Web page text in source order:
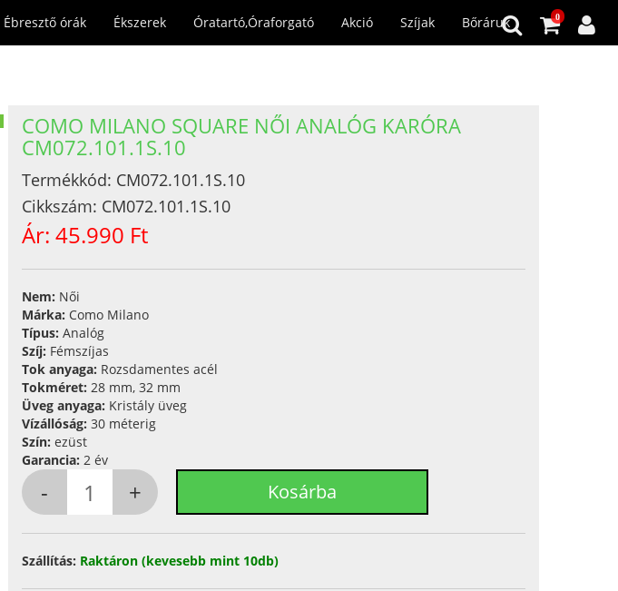
0
Ébresztő órák Ékszerek Óratartó,Óraforgató Akció Szíjak Bőráruk
COMO MILANO SQUARE NŐI ANALÓG KARÓRA
CM072.101.1S.10
Termékkód: CM072.101.1S.10
Cikkszám: CM072.101.1S.10
Ár: 45.990 Ft
Nem: Női
Márka: Como Milano
Típus: Analóg
Szíj: Fémszíjas
Tok anyaga: Rozsdamentes acél
Tokméret: 28 mm, 32 mm
Üveg anyaga: Kristály üveg
Vízállóság: 30 méterig
Szín: ezüst
Garancia: 2 év
Szállítás: Raktáron (kevesebb mint 10db)